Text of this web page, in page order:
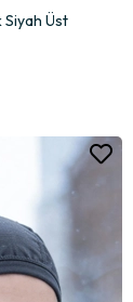
Siyah Üst